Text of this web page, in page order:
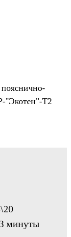
пояснично-
"Экотен"-Т2
минуты